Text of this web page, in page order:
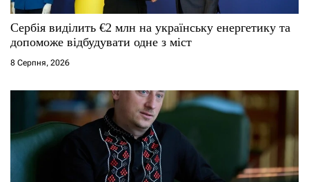
і
в
Сербія виділить €2 млн на українську енергетику та
допоможе відбудувати одне з міст
8 Серпня, 2026